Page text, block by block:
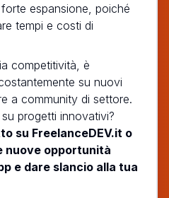
espansione, poiché
tempi e costi di
competitività, è
su nuovi
a community di settore.
progetti innovativi?
su FreelanceDEV.it o
opportunità
e dare slancio alla tua